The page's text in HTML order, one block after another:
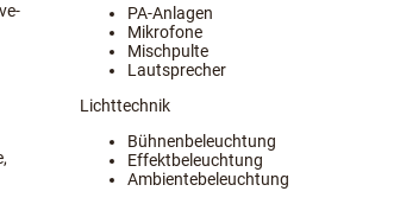
PA-Anlagen
Mikrofone
Mischpulte
Lautsprecher
Lichttechnik
Bühnenbeleuchtung
Effektbeleuchtung
Ambientebeleuchtung